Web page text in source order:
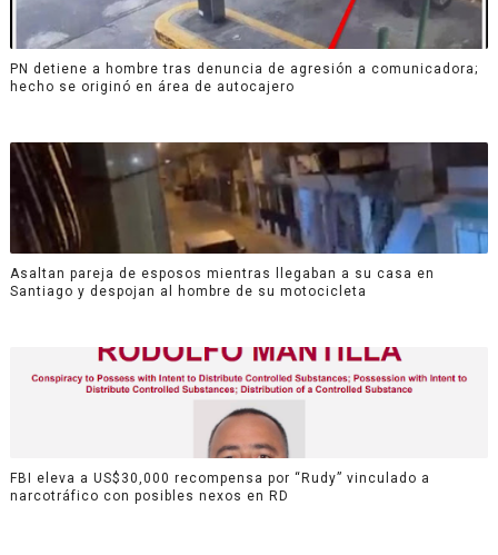
PN detiene a hombre tras denuncia de agresión a comunicadora;
hecho se originó en área de autocajero
Asaltan pareja de esposos mientras llegaban a su casa en
Santiago y despojan al hombre de su motocicleta
FBI eleva a US$30,000 recompensa por “Rudy” vinculado a
narcotráfico con posibles nexos en RD